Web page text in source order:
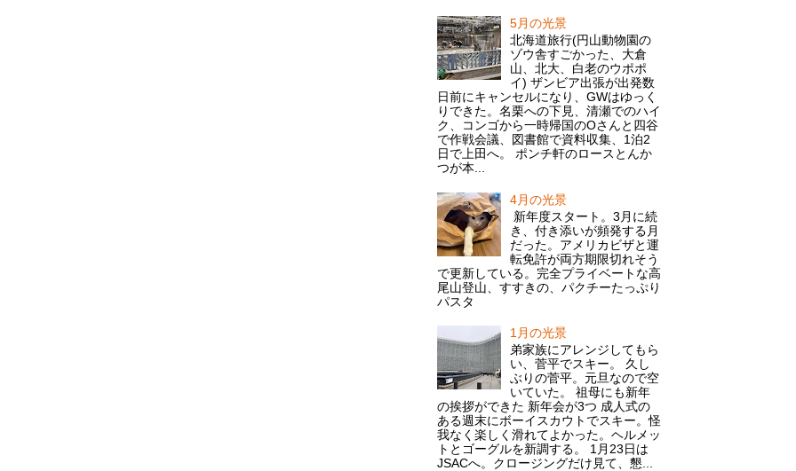
5月の光景
北海道旅行(円山動物園の
ゾウ舎すごかった、大倉
山、北大、白老のウポポ
イ) ザンビア出張が出発数
日前にキャンセルになり、GWはゆっく
りできた。名栗への下見、清瀬でのハイ
ク、コンゴから一時帰国のOさんと四谷
で作戦会議、図書館で資料収集、1泊2
日で上田へ。 ポンチ軒のロースとんか
つが本...
4月の光景
新年度スタート。3月に続
き、付き添いが頻発する月
だった。アメリカビザと運
転免許が両方期限切れそう
で更新している。完全プライベートな高
尾山登山、すすきの、パクチーたっぷり
パスタ
1月の光景
弟家族にアレンジしてもら
い、菅平でスキー。 久し
ぶりの菅平。元旦なので空
いていた。 祖母にも新年
の挨拶ができた 新年会が3つ 成人式の
ある週末にボーイスカウトでスキー。怪
我なく楽しく滑れてよかった。ヘルメッ
トとゴーグルを新調する。 1月23日は
JSACへ。クロージングだけ見て、懇...